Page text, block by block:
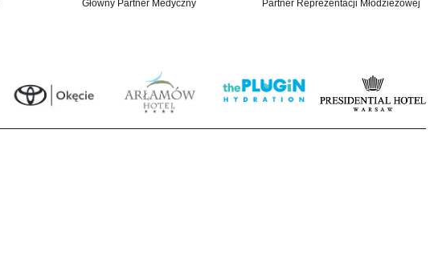
Główny Partner Medyczny Partner Reprezentacji Młodzieżowej